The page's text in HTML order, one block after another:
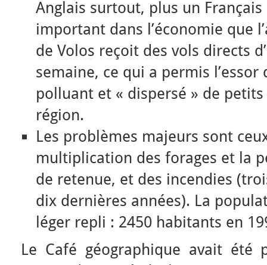
Anglais surtout, plus un
important dans l’économie que
de Volos reçoit des vols directs
semaine, ce qui a permis l’essor
polluant et « dispersé » de
région.
Les problèmes majeurs sont
multiplication des forages et la
de retenue, et des incendies
dix dernières années). La
léger repli : 2450 habitants en
Le Café géographique avait été